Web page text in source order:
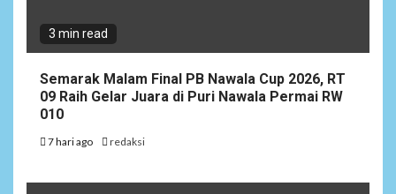
3 min read
Semarak Malam Final PB Nawala Cup 2026, RT
09 Raih Gelar Juara di Puri Nawala Permai RW
010
7 hari ago redaksi